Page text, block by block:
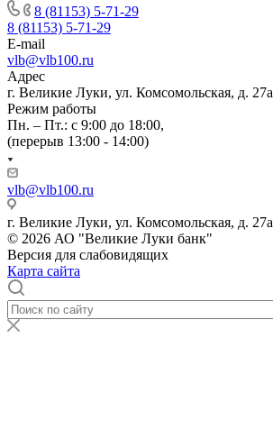
8 (81153) 5-71-29
8 (81153) 5-71-29
E-mail
vlb@vlb100.ru
Адрес
г. Великие Луки, ул. Комсомольская, д. 27а
Режим работы
Пн. – Пт.: с 9:00 до 18:00,
(перерыв 13:00 - 14:00)
vlb@vlb100.ru
г. Великие Луки, ул. Комсомольская, д. 27а
© 2026 АО "Великие Луки банк"
Версия для слабовидящих
Карта сайта